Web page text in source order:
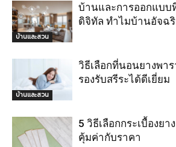
บ้านและสวน
บ้านและการออกแบบ
ดิจิทัล ทำไมบ้านอัจฉ
บ้านและสวน
วิธีเลือกที่นอนยางพา
รองรับสรีระได้ดีเยี่ยม
5 วิธีเลือกกระเบื้องยา
คุ้มค่ากับราคา